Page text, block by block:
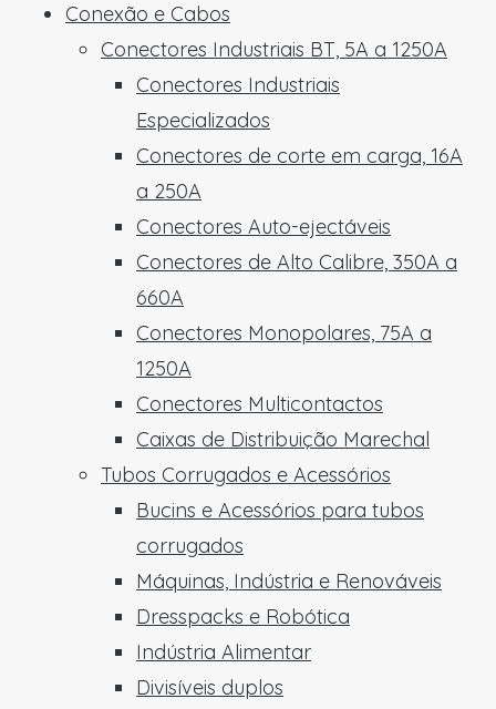
Conexão e Cabos
Conectores Industriais BT, 5A a 1250A
Conectores Industriais
Especializados
Conectores de corte em carga, 16A
a 250A
Conectores Auto-ejectáveis
Conectores de Alto Calibre, 350A a
660A
Conectores Monopolares, 75A a
1250A
Conectores Multicontactos
Caixas de Distribuição Marechal
Tubos Corrugados e Acessórios
Bucins e Acessórios para tubos
corrugados
Máquinas, Indústria e Renováveis
Dresspacks e Robótica
Indústria Alimentar
Divisíveis duplos